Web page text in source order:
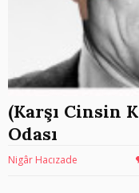
(Karşı Cinsin
Odası
Nigâr Hacızade